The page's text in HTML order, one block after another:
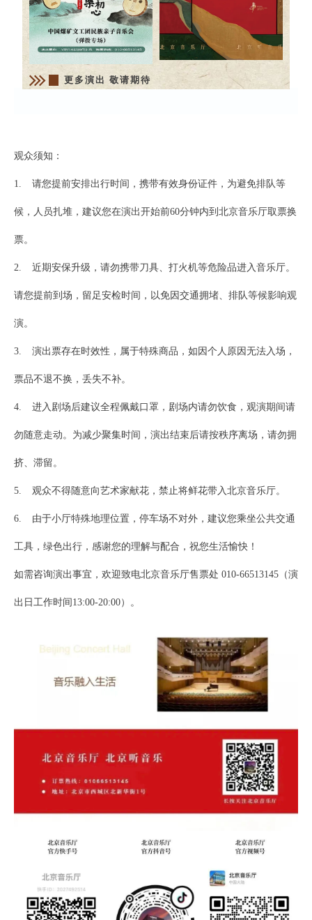
更多演出 敬请期待
观众须知：
1. 请您提前安排出行时间，携带有效身份证件，为避免排队等
候，人员扎堆，建议您在演出开始前60分钟内到北京音乐厅取票换
票。
2. 近期安保升级，请勿携带刀具、打火机等危险品进入音乐厅。
请您提前到场，留足安检时间，以免因交通拥堵、排队等候影响观
演。
3. 演出票存在时效性，属于特殊商品，如因个人原因无法入场，
票品不退不换，丢失不补。
4. 进入剧场后建议全程佩戴口罩，剧场内请勿饮食，观演期间请
勿随意走动。为减少聚集时间，演出结束后请按秩序离场，请勿拥
挤、滞留。
5. 观众不得随意向艺术家献花，禁止将鲜花带入北京音乐厅。
6. 由于小厅特殊地理位置，停车场不对外，建议您乘坐公共交通
工具，绿色出行，感谢您的理解与配合，祝您生活愉快！
如需咨询演出事宜，欢迎致电北京音乐厅售票处 010-66513145（演
出日工作时间13:00-20:00）。